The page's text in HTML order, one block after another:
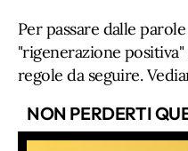
Per passare dalle
"rigenerazione
regole da seguire.
NON PERDERTI